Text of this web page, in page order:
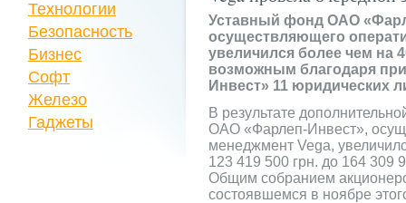
Уставный фонд ОАО
осуществляющего
увеличился более чем на
возможным благодаря
Инвест» 11 юридических
В результате
ОАО «Фарлеп-Инвест»,
менеджмент Vega,
123 419 500 грн. до 164 309
Общим собранием
состоявшемся в ноябре
Технологии
Безопасность
Бизнес
Софт
Железо
Гаджеты